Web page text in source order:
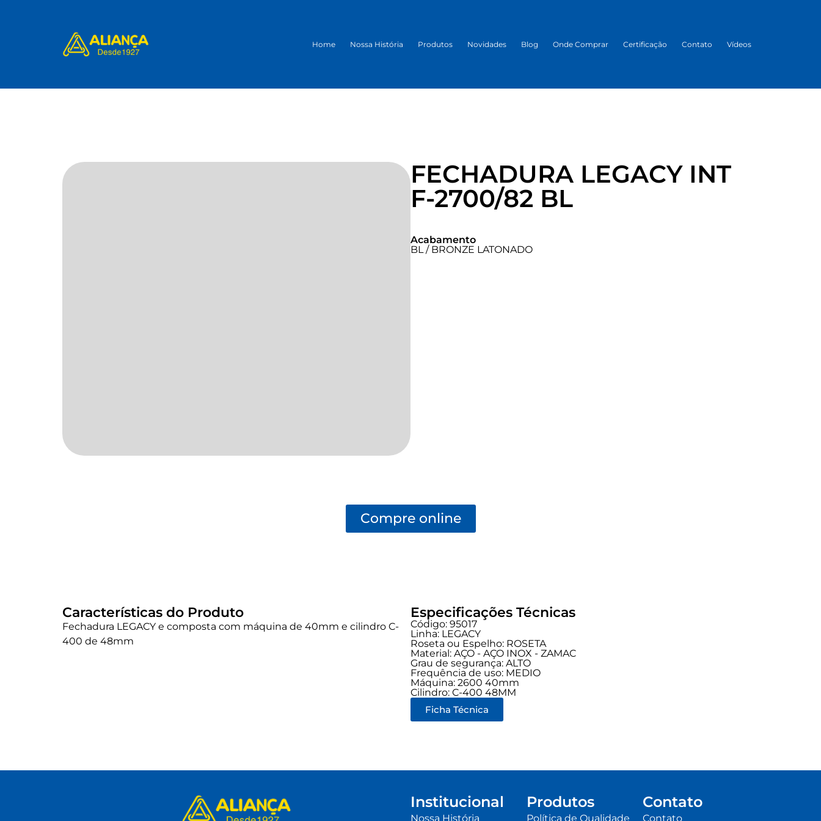
Home Nossa História Produtos Novidades Blog Onde Comprar Certificação Contato Vídeos
FECHADURA LEGACY INT
F-2700/82 BL
Acabamento
BL / BRONZE LATONADO
Compre online
Características do Produto
Fechadura LEGACY e composta com máquina de 40mm e cilindro C-
400 de 48mm
Especificações Técnicas
Código: 95017
Linha: LEGACY
Roseta ou Espelho: ROSETA
Material: AÇO - AÇO INOX - ZAMAC
Grau de segurança: ALTO
Frequência de uso: MEDIO
Máquina: 2600 40mm
Cilindro: C-400 48MM
Ficha Técnica
Institucional
Nossa História
Produtos
Política de Qualidade
Contato
Contato